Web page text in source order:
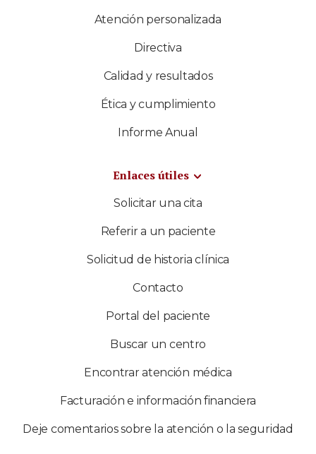
Atención personalizada
Directiva
Calidad y resultados
Ética y cumplimiento
Informe Anual
Enlaces útiles
Solicitar una cita
Referir a un paciente
Solicitud de historia clínica
Contacto
Portal del paciente
Buscar un centro
Encontrar atención médica
Facturación e información financiera
Deje comentarios sobre la atención o la seguridad